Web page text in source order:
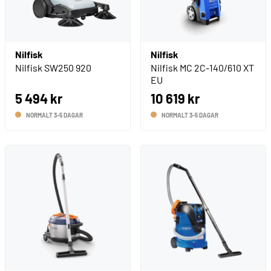
Nilfisk
Nilfisk SW250 920
5 494 kr
NORMALT 3-5 DAGAR
Nilfisk
Nilfisk MC 2C-140/610 XT
EU
10 619 kr
NORMALT 3-5 DAGAR